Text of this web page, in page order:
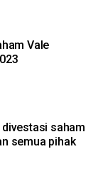
Vale
saham
semua pihak